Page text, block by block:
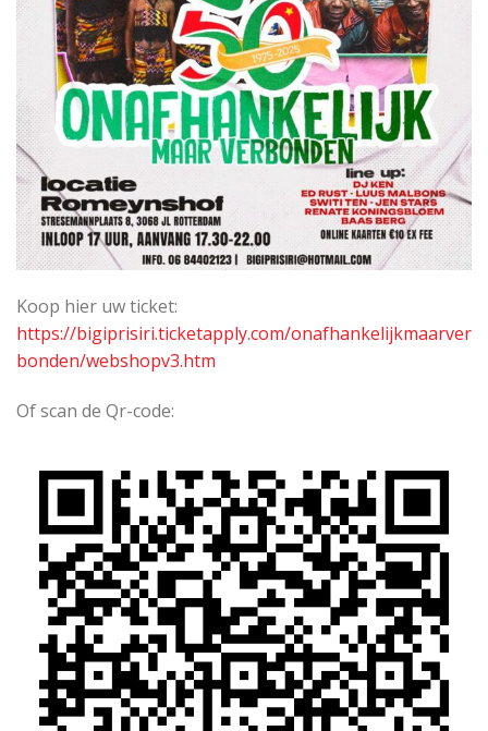
Koop hier uw ticket:
https://bigiprisiri.ticketapply.com/onafhankelijkmaarver
bonden/webshopv3.htm
Of scan de Qr-code: